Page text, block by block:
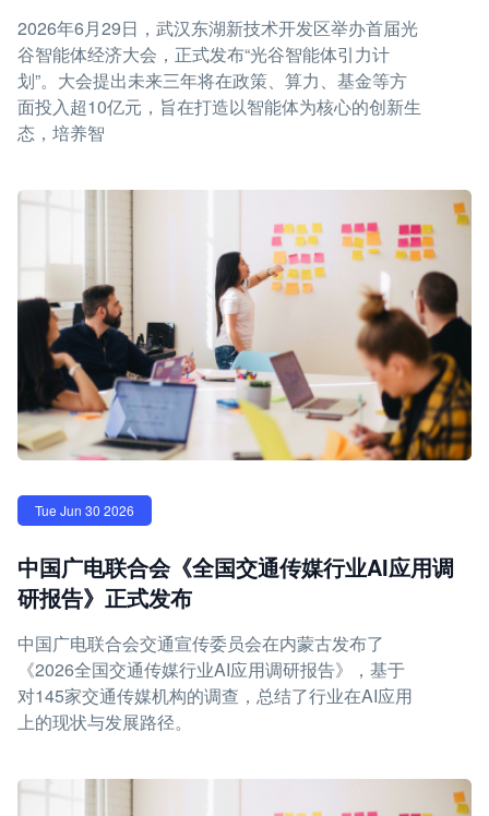
2026年6月29日，武汉东湖新技术开发区举办首届光
谷智能体经济大会，正式发布“光谷智能体引力计
划”。大会提出未来三年将在政策、算力、基金等方
面投入超10亿元，旨在打造以智能体为核心的创新生
态，培养智
Tue Jun 30 2026
中国广电联合会《全国交通传媒行业AI应用调
研报告》正式发布
中国广电联合会交通宣传委员会在内蒙古发布了
《2026全国交通传媒行业AI应用调研报告》，基于
对145家交通传媒机构的调查，总结了行业在AI应用
上的现状与发展路径。